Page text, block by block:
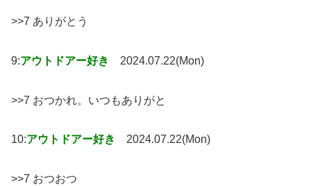
>>7 ありがとう
9:アウトドアー好き 2024.07.22(Mon)
>>7 おつかれ。いつもありがと
10:アウトドアー好き 2024.07.22(Mon)
>>7 おつおつ